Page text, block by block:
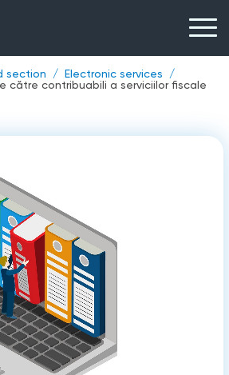
section
Electronic services
către contribuabili a serviciilor fiscale